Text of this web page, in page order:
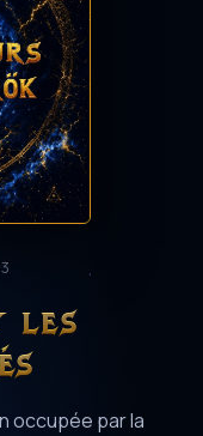
les
occupée par la